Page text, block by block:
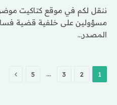
ننقل لكم في موقع كتاكيت
مسؤولين على خلفية قضية
المصدر…
1
2
3
…
5 التالي